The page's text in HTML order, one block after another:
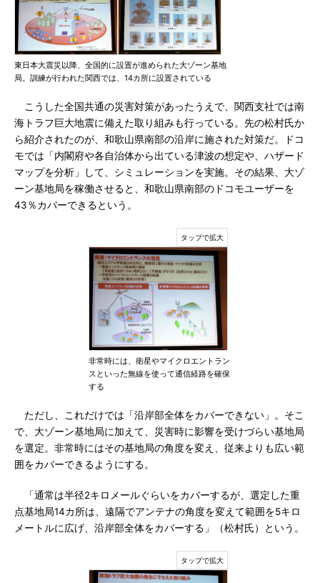
東日本大震災以降、全国的に設置が進められた大ゾーン基地
局。訓練が行われた関西では、14カ所に設置されている
こうした全国共通の災害対策があったうえで、関西支社では南
海トラフ巨大地震に備えた取り組みも行っている。先の松村氏か
ら紹介されたのが、和歌山県南部の沿岸に施された対策だ。ドコ
モでは「内閣府や各自治体から出ている津波の想定や、ハザード
マップを分析」して、シミュレーションを実施。その結果、大ゾ
ーン基地局を稼働させると、和歌山県南部のドコモユーザーを
43％カバーできるという。
非常時には、衛星やマイクロエントラン
スといった無線を使って通信経路を確保
する
ただし、これだけでは「沿岸部全体をカバーできない」。そこ
で、大ゾーン基地局に加えて、災害時に影響を受けづらい基地局
を選定。非常時にはその基地局の角度を変え、従来よりも広い範
囲をカバーできるようにする。
「通常は半径2キロメールぐらいをカバーするが、選定した重
点基地局14カ所は、遠隔でアンテナの角度を変えて範囲を5キロ
メートルに広げ、沿岸部全体をカバーする」（松村氏）という。